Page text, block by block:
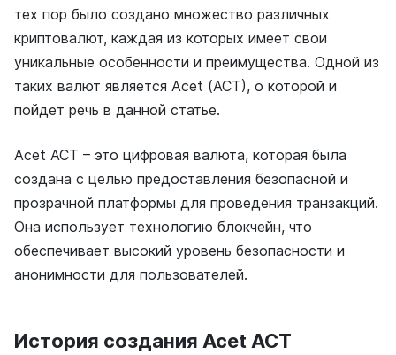
тех пор было создано множество различных
криптовалют, каждая из которых имеет свои
уникальные особенности и преимущества. Одной из
таких валют является Acet (ACT), о которой и
пойдет речь в данной статье.
Acet ACT – это цифровая валюта, которая была
создана с целью предоставления безопасной и
прозрачной платформы для проведения транзакций.
Она использует технологию блокчейн, что
обеспечивает высокий уровень безопасности и
анонимности для пользователей.
История создания Acet ACT